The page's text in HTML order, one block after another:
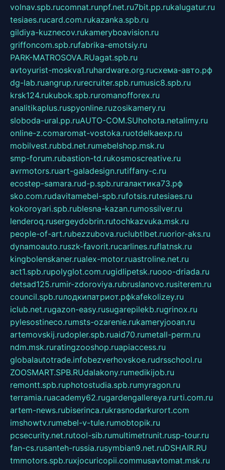
volnav.spb.rucomnat.runpf.net.ru7bit.pp.rukalugatur.ru
tesiaes.rucard.com.rukazanka.spb.ru
gildiya-kuznecov.rukameryboavision.ru
griffoncom.spb.rufabrika-emotsiy.ru
PARK-MATROSOVA.RUagat.spb.ru
avtoyurist-moskva1.ruhardware.org.ruсхема-авто.рф
dg-lab.ruangrup.rurecruiter.spb.rumusic8.spb.ru
krsk124.rukubok.spb.ruromanofforex.ru
analitikaplus.ruspyonline.ruzosikamery.ru
sloboda-ural.pp.ruAUTO-COM.SUhohota.netalimy.ru
online-z.comaromat-vostoka.ruotdelkaexp.ru
mobilvest.rubbd.net.rumebelshop.msk.ru
smp-forum.rubastion-td.rukosmoscreative.ru
avrmotors.ruart-galadesign.rutiffany-c.ru
ecostep-samara.rud-p.spb.ruгалактика73.рф
sko.com.rudavitamebel-spb.rufotsis.rutesiaes.ru
kokoroyari.spb.rublesna-kazan.rumossilver.ru
lenderoq.rusergeydobrin.rutochkazvuka.msk.ru
people-of-art.rubezzubova.ruclubtibet.ruorior-aks.ru
dynamoauto.ruszk-favorit.rucarlines.ruflatnsk.ru
kingbolenskaner.rualex-motor.ruastroline.net.ru
act1.spb.rupolyglot.com.rugidlipetsk.ruooo-driada.ru
detsad125.rumir-zdoroviya.rubruslanovo.rusiterem.ru
council.spb.ruлодкипатриот.рфkafekolizey.ru
iclub.net.rugazon-easy.rusugarepilekb.rugrinox.ru
pylesostineco.rumsts-ozarenie.rukameryjooan.ru
artemovskij.rudopler.spb.ruaid70.rumetall-perm.ru
ndm.msk.ruratingzooshop.ruapiaccess.ru
globalautotrade.infobezverhovskoe.rudrsschool.ru
ZOOSMART.SPB.RUdalakony.rumedikijob.ru
remontt.spb.ruphotostudia.spb.rumyragon.ru
terramia.ruacademy62.rugardengallereya.rurti.com.ru
artem-news.rubiserinca.rukrasnodarkurort.com
imshowtv.rumebel-v-tule.rumobtopik.ru
pcsecurity.net.rutool-sib.rumultimetrunit.rusp-tour.ru
fan-cs.rusanteh-russia.rusymbian9.net.ruDSHAIR.RU
tmmotors.spb.ruxjocuricopii.commusavtomat.msk.ru